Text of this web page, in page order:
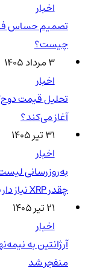
اخبار
تصمیم حساس
چیست؟
۳ مرداد ۱۴۰۵
اخبار
آغاز می‌کند؟
۳۱ تیر ۱۴۰۵
اخبار
چقدر XRP نیاز دارید؟
۲۱ تیر ۱۴۰۵
اخبار
منفجر شد